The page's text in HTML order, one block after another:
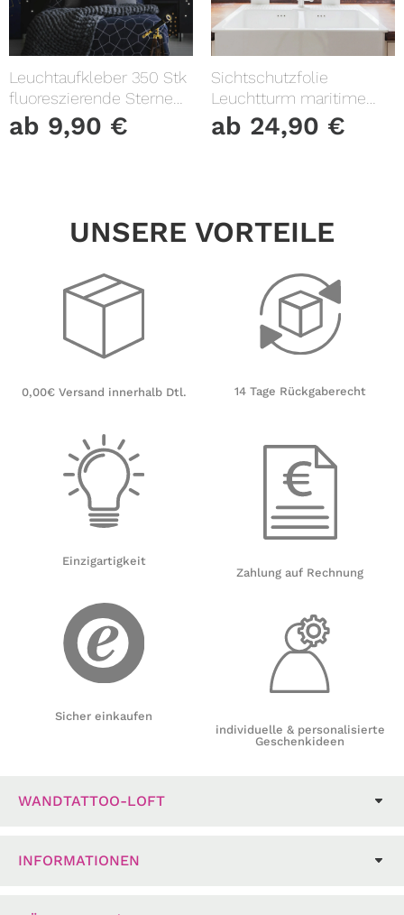
Leuchtaufkleber 350 Stk
fluoreszierende Sterne
und Punkte leuchten im
Dunklen Kinderzimmer
ab 9,90 €
Sichtschutzfolie
Leuchtturm maritime
Fensterfolie Fensterdeko
Milchglasfolie
ab 24,90 €
UNSERE VORTEILE
0,00€ Versand innerhalb Dtl.
Einzigartigkeit
Sicher einkaufen
14 Tage Rückgaberecht
Zahlung auf Rechnung
individuelle & personalisierte
Geschenkideen
WANDTATTOO-LOFT
INFORMATIONEN